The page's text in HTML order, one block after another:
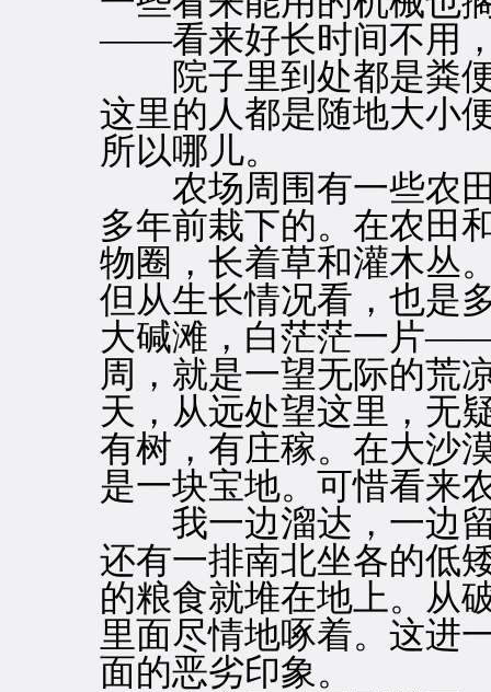
——看来好长时间不用
院子里到处都是粪便
这里的人都是随地大小
所以哪儿。
农场周围有一些农田
多年前栽下的。在农田
物圈，长着草和灌木丛
但从生长情况看，也是
大碱滩，白茫茫一片
周，就是一望无际的荒
天，从远处望这里，无
有树，有庄稼。在大沙
是一块宝地。可惜看来
我一边溜达，一边留
还有一排南北坐各的低
的粮食就堆在地上。从
里面尽情地啄着。这进
面的恶劣印象。